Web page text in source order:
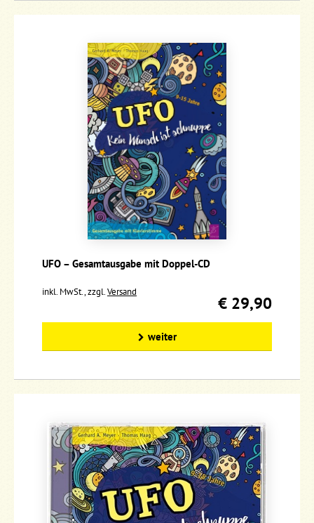
UFO – Gesamtausgabe mit Doppel-CD
inkl. MwSt., zzgl.Versand
€ 29,90
weiter